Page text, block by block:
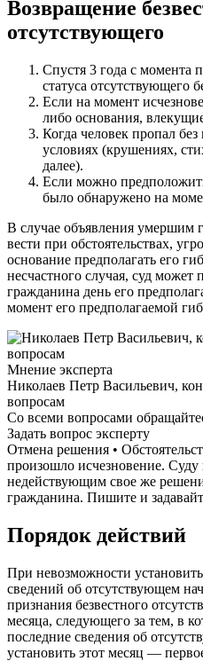
Возвращение
отсутствующего
Спустя 3 года с момента
статуса отсутствующего
Если на момент
либо основания,
Когда человек пропал
условиях (крушениях,
далее).
Если можно
было обнаружено на
В случае объявления умершим
вести при обстоятельствах,
основание предполагать его
несчастного случая, суд может
гражданина день его
момент его предполагаемой
Мнение эксперта
Николаев Петр Васильевич,
вопросам
Со всеми вопросами
Задать вопрос эксперту
Отмена решения •
произошло исчезновение. Суду
недействующим свое же
гражданина. Пишите и
Порядок действий
При невозможности
сведений об отсутствующем
признания безвестного
месяца, следующего за тем, в
последние сведения об
установить этот месяц —